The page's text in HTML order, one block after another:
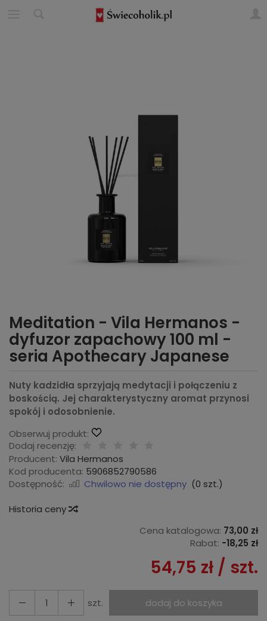
Meditation - Vila Hermanos -
dyfuzor zapachowy 100 ml -
seria Apothecary Japanese
Nuty kadzidła sprzyjają medytacji i połączeniu z
boskością. Jej charakterystyczny aromat przynosi
spokój i odosobnienie.
Obserwuj produkt:
Dodaj recenzję:
Producent: Vila Hermanos
Kod producenta: 5906852790586
Dostępność:
Chwilowo nie dostępny (0 szt.)
Historia ceny
Cena katalogowa: 73,00 zł
Rabat: -18,25 zł
54,75 zł / szt.
szt.
dodaj do koszyka